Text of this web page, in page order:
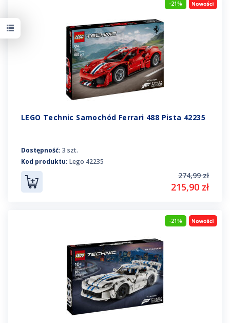
-21%
LEGO Technic Samochód Ferrari 488 Pista 42235
Dostępność: 3 szt.
Kod produktu: Lego 42235
274,99 zł
215,90 zł
-21%